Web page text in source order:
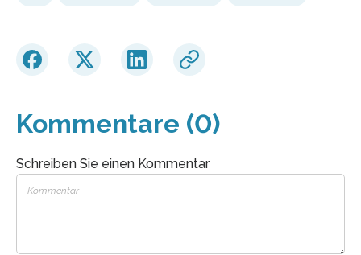
Kommentare (0)
Schreiben Sie einen Kommentar